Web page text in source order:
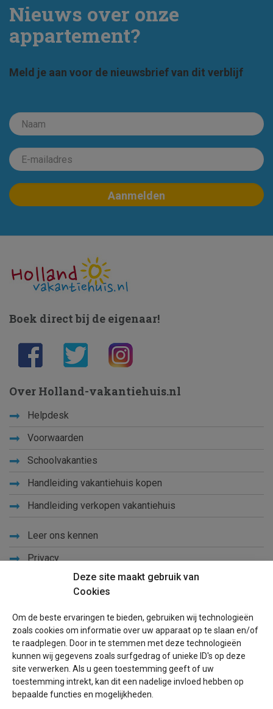
Nieuws over onze
appartement?
Meld je aan voor de nieuwsbrief van dit verblijf
Deze site maakt gebruik van
Cookies
Om de beste ervaringen te bieden, gebruiken wij technologieën
zoals cookies om informatie over uw apparaat op te slaan en/of
te raadplegen. Door in te stemmen met deze technologieën
kunnen wij gegevens zoals surfgedrag of unieke ID's op deze
site verwerken. Als u geen toestemming geeft of uw
toestemming intrekt, kan dit een nadelige invloed hebben op
bepaalde functies en mogelijkheden.
Boek direct bij de eigenaar!
Over Holland-vakantiehuis.nl
Helpdesk
Voorwaarden
Schoolvakanties
Handleiding vakantiehuis kopen
Handleiding verkopen vakantiehuis
Leer ons kennen
Privacy
Blog
Voor eigenaren
Een advertentie plaatsen